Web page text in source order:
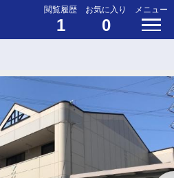
閲覧履歴
1
お気に入り
0
メニュー